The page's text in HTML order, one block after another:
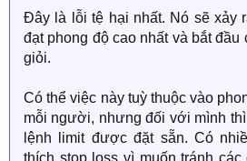
Đây là lỗi tệ hại nhất. Nó sẽ xảy
đạt phong độ cao nhất và bắt đầu
giỏi.
Có thể việc này tuỳ thuộc vào
mỗi người, nhưng đối với mình
lệnh limit được đặt sẵn. Có
thích stop loss vì muốn tránh